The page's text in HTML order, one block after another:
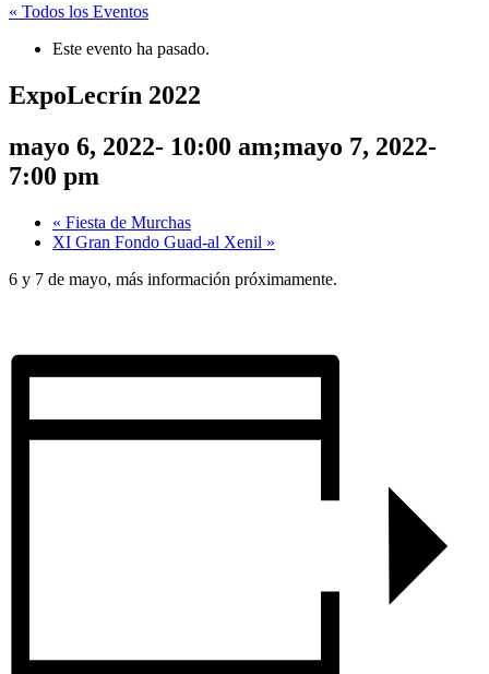
« Todos los Eventos
Este evento ha pasado.
ExpoLecrín 2022
mayo 6, 2022- 10:00 am;mayo 7, 2022-
7:00 pm
« Fiesta de Murchas
XI Gran Fondo Guad-al Xenil »
6 y 7 de mayo, más información próximamente.